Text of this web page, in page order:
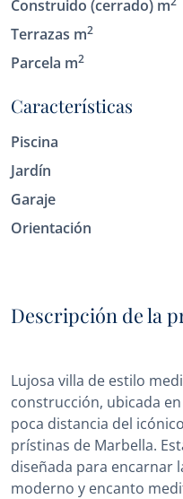
Construido (cerrado) m
Terrazas m2
Parcela m2
Características
Piscina
Jardín
Garaje
Orientación
Descripción de la
Lujosa villa de estilo
construcción, ubicada
poca distancia del
prístinas de Marbella.
diseñada para encarnar
moderno y encanto